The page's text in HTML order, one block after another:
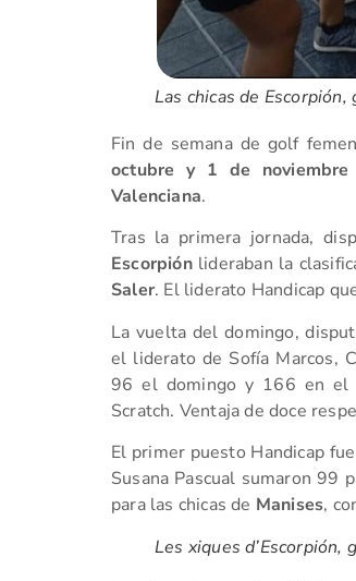
Las chicas de Escorpión,
Fin de semana de golf
octubre y 1 de noviembre
Valenciana.
Tras la primera jornada,
Escorpiónlideraban la
Saler. El liderato Handicap
La vuelta del domingo,
el liderato de Sofía Marcos,
96 el domingo y 166 en el
Scratch. Ventaja de doce
El primer puesto Handicap
Susana Pascual sumaron 99
para las chicas de Manises,
Les xiques d’Escorpión,